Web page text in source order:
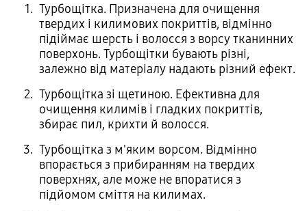
Турбощітка. Призначена для очищення
твердих і килимових покриттів, відмінно
підіймає шерсть і волосся з ворсу тканинних
поверхонь. Турбощітки бувають різні,
залежно від матеріалу надають різний ефект.
Турбощітка зі щетиною. Ефективна для
очищення килимів і гладких покриттів,
збирає пил, крихти й волосся.
Турбощітка з м'яким ворсом. Відмінно
впорається з прибиранням на твердих
поверхнях, але може не впоратися з
підйомом сміття на килимах.